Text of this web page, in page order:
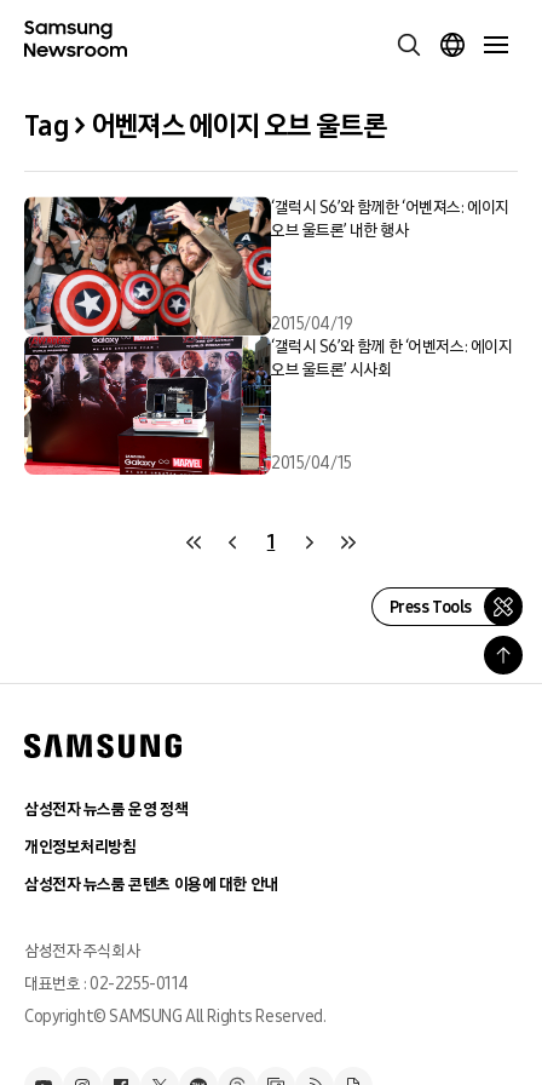
Tag > 어벤져스 에이지 오브 울트론
‘갤럭시 S6’와 함께한 ‘어벤져스: 에이지
오브 울트론’ 내한 행사
2015/04/19
‘갤럭시 S6’와 함께 한 ‘어벤저스: 에이지
오브 울트론’ 시사회
2015/04/15
1
Press Tools
삼성전자 뉴스룸 운영 정책
개인정보처리방침
삼성전자 뉴스룸 콘텐츠 이용에 대한 안내
삼성전자 주식회사
대표번호 : 02-2255-0114
Copyright© SAMSUNG All Rights Reserved.